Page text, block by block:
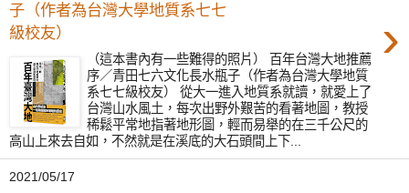
子（作者為台灣大學地質系七七
級校友）
›
（這本書內有一些難得的照片） 百年台灣大地推薦
序／青田七六文化長水瓶子（作者為台灣大學地質
系七七級校友） 從大一進入地質系就讀，就愛上了
台灣山水風土，每次出野外艱苦的看著地圖，教授
稀鬆平常地指著地形圖，輕而易舉的在三千公尺的
高山上來去自如，不然就是在溪底的大石頭間上下...
2021/05/17